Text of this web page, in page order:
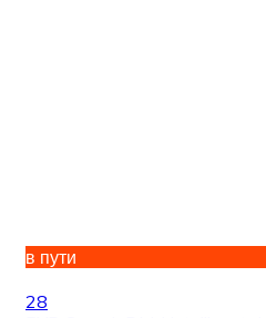
в пути
28